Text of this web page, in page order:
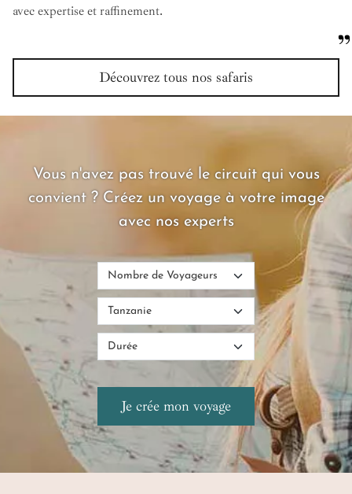
avec expertise et raffinement.
Découvrez tous nos safaris
Vous n'avez pas trouvé le circuit qui vous
convient ? Créez un voyage à votre image
avec nos experts